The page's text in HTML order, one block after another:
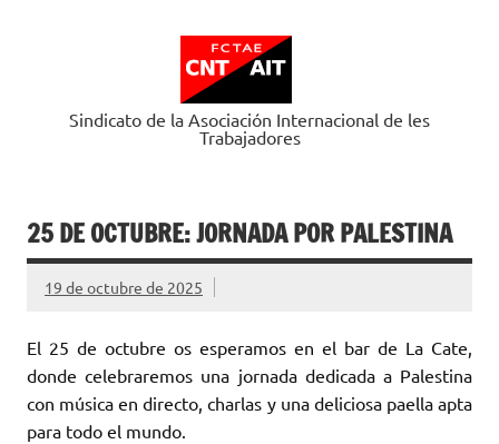
Sindicato de la Asociación Internacional de les
Trabajadores
25 DE OCTUBRE: JORNADA POR PALESTINA
19 de octubre de 2025
El 25 de octubre os esperamos en el bar de La Cate,
donde celebraremos una jornada dedicada a Palestina
con música en directo, charlas y una deliciosa paella apta
para todo el mundo.